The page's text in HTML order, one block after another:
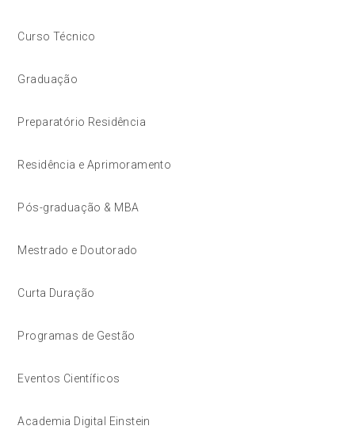
Curso Técnico
Graduação
Preparatório Residência
Residência e Aprimoramento
Pós-graduação & MBA
Mestrado e Doutorado
Curta Duração
Programas de Gestão
Eventos Científicos
Academia Digital Einstein